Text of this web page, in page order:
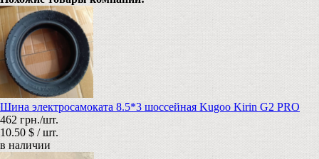
Шина электросамоката 8.5*3 шоссейная Kugoo Kirin G2 PRO
462 грн./шт.
10.50 $ / шт.
в наличии